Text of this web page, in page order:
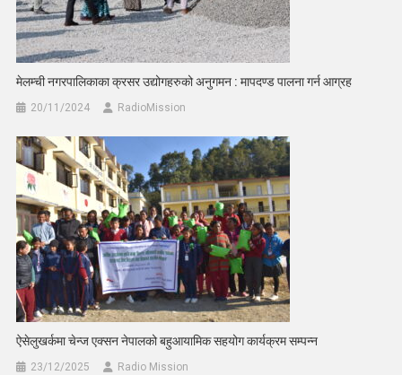
मेलम्ची नगरपालिकाका क्रसर उद्योगहरुको अनुगमन : मापदण्ड पालना गर्न आग्रह
20/11/2024 RadioMission
ऐसेलुखर्कमा चेन्ज एक्सन नेपालको बहुआयामिक सहयोग कार्यक्रम सम्पन्न
23/12/2025 Radio Mission